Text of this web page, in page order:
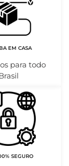
EM CASA
para todo
SEGURO